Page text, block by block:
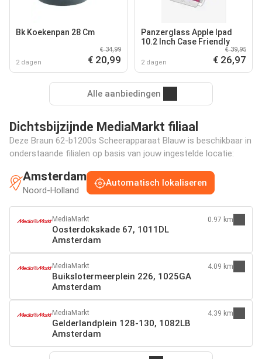
Bk Koekenpan 28 Cm
2 dagen
€ 34,99
€ 20,99
Panzerglass Apple Ipad
10.2 Inch Case Friendly
2 dagen
€ 39,95
€ 26,97
Alle aanbiedingen
Dichtsbijzijnde MediaMarkt filiaal
Deze Braun 62-b1200s Scheerapparaat Blauw is beschikbaar in
onderstaande filialen op basis van jouw ingestelde locatie:
Amsterdam
Noord-Holland
Automatisch lokaliseren
MediaMarkt
Oosterdokskade 67, 1011DL
Amsterdam
0.97 km
MediaMarkt
Buikslotermeerplein 226, 1025GA
Amsterdam
4.09 km
MediaMarkt
Gelderlandplein 128-130, 1082LB
Amsterdam
4.39 km